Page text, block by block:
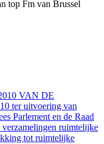
top Fm van Brussel
VAN DE
ter uitvoering van
Parlement en de Raad
ruimtelijke
tot ruimtelijke